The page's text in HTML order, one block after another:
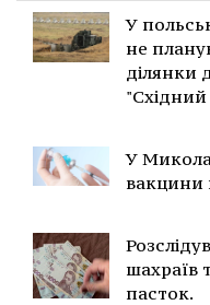
У
не
ділянки
У
вакцини
шахраїв
пасток.